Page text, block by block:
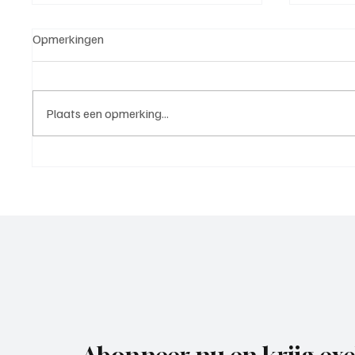
Opmerkingen
Plaats een opmerking...